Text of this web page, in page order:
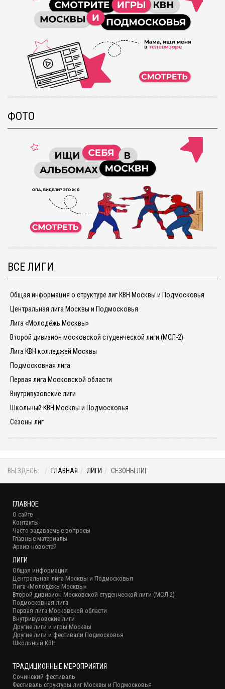
ФОТО
ВСЕ ЛИГИ
Общая информация о структуре лиг КВН Москвы и Подмосковья
Центральная лига Москвы и Подмосковья
Лига «Молодёжь Москвы»
Второй дивизион московской студенческой лиги (МСЛ-2)
Лига КВН колледжей Москвы
Подмосковная лига
Первая лига Московской области
Внутривузовские лиги
Школьный КВН Москвы и Подмосковья
Сезоны лиг
ВЫ ЗДЕСЬ: ГЛАВНАЯ ЛИГИ СЕЗОНЫ ЛИГ
ГЛАВНОЕ
О сайте
Контакты
Часто задаваемые вопросы
Главные материалы
Архив новостей
ЛИГИ
Общая информация
Центральная лига Москвы и Подмосковья
Лига «Молодёжь Москвы»
Второй дивизион Московской студенческой лиги (МСЛ-2)
Подмосковная лига
Первая лига Московской области
Внутривузовские лиги
Другие лиги и игры Москвы
Другие лиги и фестивали Подмосковья
Школьный КВН
ТРАДИЦИОННЫЕ МЕРОПРИЯТИЯ
Сочинский фестиваль
Фестиваль структуры лиг Москвы и Подмосковья